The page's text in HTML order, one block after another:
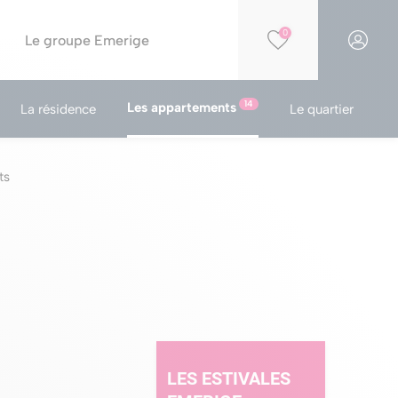
0
Le groupe Emerige
La résidence Les appartements 14 Le quartier
LES ESTIVALES